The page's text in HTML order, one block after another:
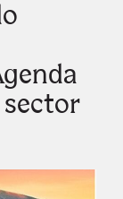
sector